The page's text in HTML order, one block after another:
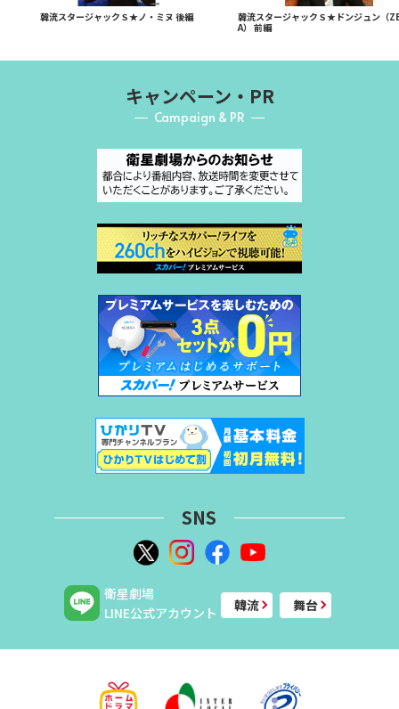
韓流スタージャックＳ★ノ・ミヌ 後編
韓流スタージャックＳ★ドンジュン（
A） 前編
キャンペーン・PR
Campaign & PR
SNS
衛星劇場
LINE公式アカウント
韓流 舞台